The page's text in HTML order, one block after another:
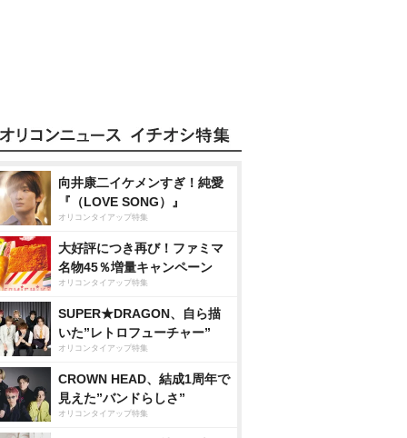
向井康二イケメンすぎ！純愛
『（LOVE SONG）』
オリコンタイアップ特集
大好評につき再び！ファミマ
名物45％増量キャンペーン
オリコンタイアップ特集
SUPER★DRAGON、自ら描
いた”レトロフューチャー”
オリコンタイアップ特集
CROWN HEAD、結成1周年で
見えた”バンドらしさ”
オリコンタイアップ特集